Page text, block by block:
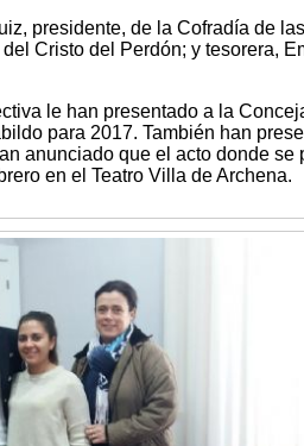
presidente, de la Cofradía de
Cristo del Perdón; y tesorera,
le han presentado a la
para 2017. También han
anunciado que el acto donde se
en el Teatro Villa de Archena.